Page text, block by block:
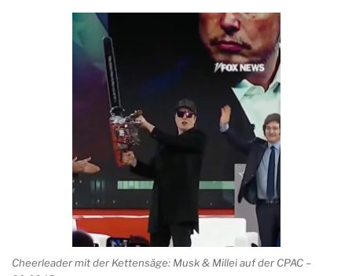
Cheerleader mit der Kettensäge: Musk & Millei auf der CPAC –